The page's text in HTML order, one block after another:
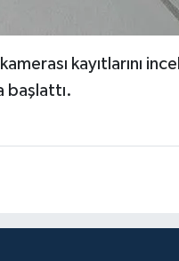
kayıtlarını
başlattı.